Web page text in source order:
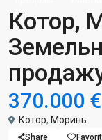
Котор,
370.000 €
Котор, Моринь
Share